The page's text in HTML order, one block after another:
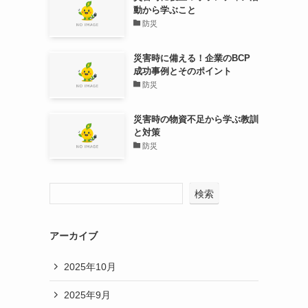
動から学ぶこと
防災
災害時に備える！企業のBCP
成功事例とそのポイント
防災
災害時の物資不足から学ぶ教訓
と対策
防災
検索
アーカイブ
2025年10月
2025年9月